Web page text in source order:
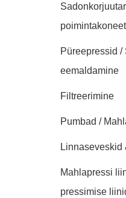
poimintakoneet
Püreepressid /
eemaldamine
Filtreerimine
Pumbad /
Linnaseveskid
Mahlapressi
pressimise